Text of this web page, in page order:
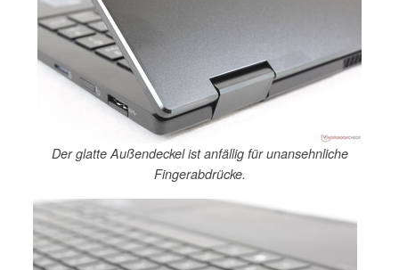
Der glatte Außendeckel ist anfällig für unansehnliche
Fingerabdrücke.